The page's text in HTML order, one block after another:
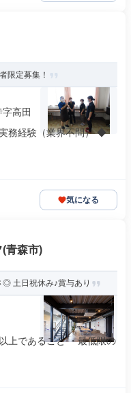
限定募集！
高田
務経験（業界不問） ◆
気になる
青森市)
土日祝休み♪賞与あり
上であること ・最低限の